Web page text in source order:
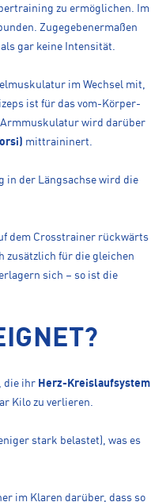
zu ermöglichen. Im
Zugegebenermaßen
gar keine Intensität.
im Wechsel mit,
ist für das vom-Körper-
Armmuskulatur wird darüber
mittraininert.
in der Längsachse wird die
dem Crosstrainer rückwärts
zusätzlich für die gleichen
sich – so ist die
die ihr Herz-Kreislaufsystem
Kilo zu verlieren.
stark belastet), was es
im Klaren darüber, dass so